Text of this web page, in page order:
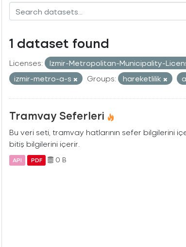
1 dataset found
Licenses: Izmir-Metropolitan-Municipality-
izmir-metro-a-s
Groups: hareketlilik
Tramvay Seferleri
Bu veri seti, tramvay hatlarının sefer bilgilerini
bitiş bilgilerini içerir.
API PDF 0 B